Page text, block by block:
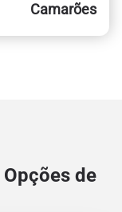
Camarões
Opções de